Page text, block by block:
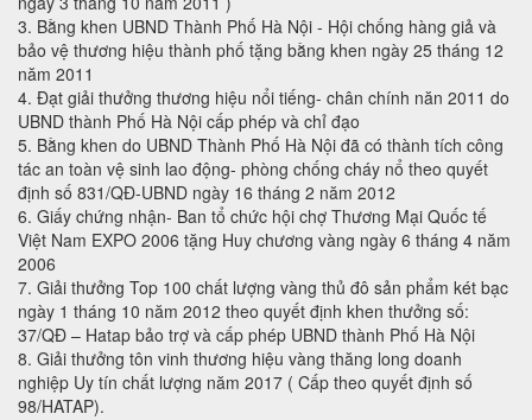
3. Bằng khen UBND Thành Phố Hà Nội - Hội chống hàng giả và
bảo vệ thương hiệu thành phố tặng bằng khen ngày 25 tháng 12
năm 2011
4. Đạt giải thưởng thương hiệu nổi tiếng- chân chính năn 2011 do
UBND thành Phố Hà Nội cấp phép và chỉ đạo
5. Bằng khen do UBND Thành Phố Hà Nội đã có thành tích công
tác an toàn vệ sinh lao động- phòng chống cháy nổ theo quyết
định số 831/QĐ-UBND ngày 16 tháng 2 năm 2012
6. Giấy chứng nhận- Ban tổ chức hội chợ Thương Mại Quốc tế
Việt Nam EXPO 2006 tặng Huy chương vàng ngày 6 tháng 4 năm
2006
7. Giải thưởng Top 100 chất lượng vàng thủ đô sản phẩm két bạc
ngày 1 tháng 10 năm 2012 theo quyết định khen thưởng số:
37/QĐ – Hatap bảo trợ và cấp phép UBND thành Phố Hà Nội
8. Giải thưởng tôn vinh thương hiệu vàng thăng long doanh
nghiệp Uy tín chất lượng năm 2017 ( Cấp theo quyết định số
98/HATAP).